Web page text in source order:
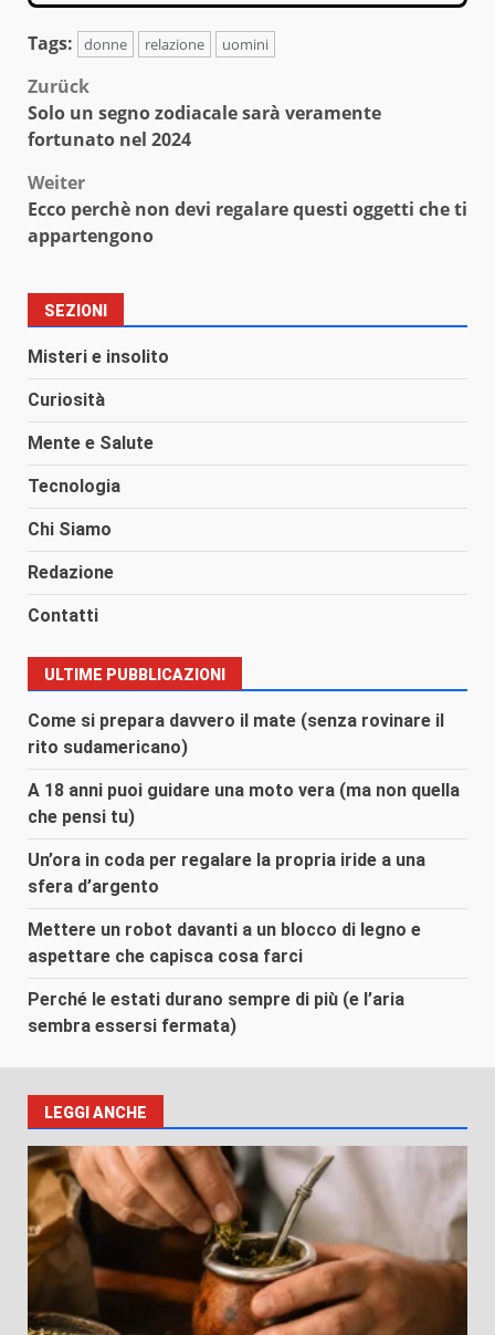
Tags: donne relazione uomini
Beitragsnavigation
Zurück
Solo un segno zodiacale sarà veramente
fortunato nel 2024
Weiter
Ecco perchè non devi regalare questi oggetti che ti
appartengono
SEZIONI
Misteri e insolito
Curiosità
Mente e Salute
Tecnologia
Chi Siamo
Redazione
Contatti
ULTIME PUBBLICAZIONI
Come si prepara davvero il mate (senza rovinare il
rito sudamericano)
A 18 anni puoi guidare una moto vera (ma non quella
che pensi tu)
Un’ora in coda per regalare la propria iride a una
sfera d’argento
Mettere un robot davanti a un blocco di legno e
aspettare che capisca cosa farci
Perché le estati durano sempre di più (e l’aria
sembra essersi fermata)
LEGGI ANCHE